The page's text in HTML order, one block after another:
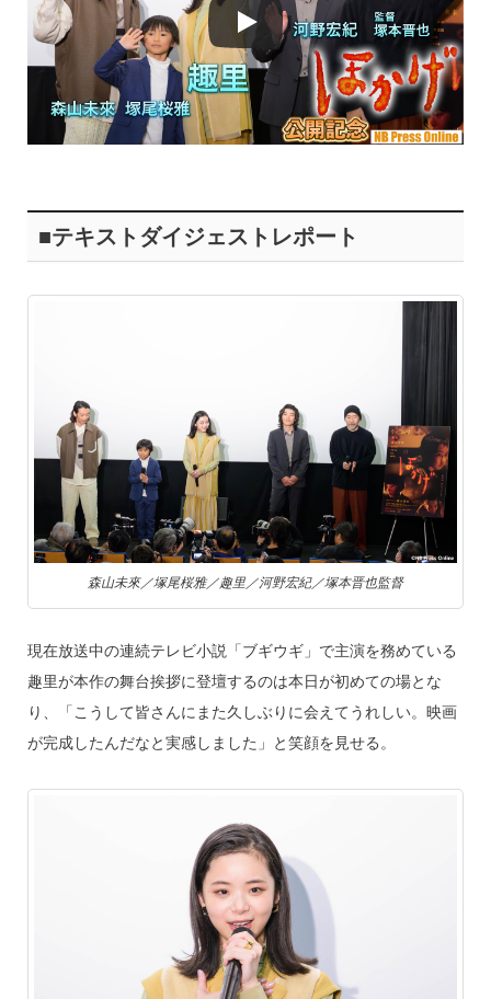
■テキストダイジェストレポート
森山未來／塚尾桜雅／趣里／河野宏紀／塚本晋也監督
現在放送中の連続テレビ小説「ブギウギ」で主演を務めている
趣里が本作の舞台挨拶に登壇するのは本日が初めての場とな
り、「こうして皆さんにまた久しぶりに会えてうれしい。映画
が完成したんだなと実感しました」と笑顔を見せる。